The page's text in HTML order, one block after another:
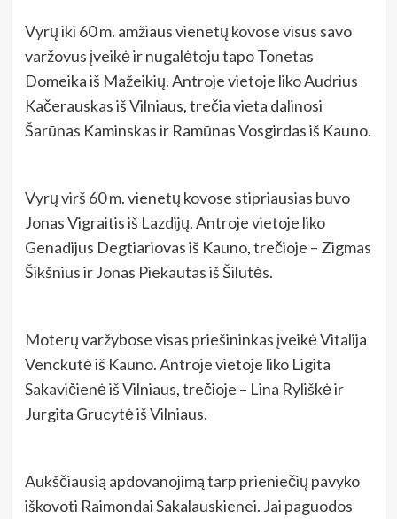
Vyrų iki 60 m. amžiaus vienetų kovose visus savo
varžovus įveikė ir nugalėtoju tapo Tonetas
Domeika iš Mažeikių. Antroje vietoje liko Audrius
Kačerauskas iš Vilniaus, trečia vieta dalinosi
Šarūnas Kaminskas ir Ramūnas Vosgirdas iš Kauno.
Vyrų virš 60 m. vienetų kovose stipriausias buvo
Jonas Vigraitis iš Lazdijų. Antroje vietoje liko
Genadijus Degtiariovas iš Kauno, trečioje – Zigmas
Šikšnius ir Jonas Piekautas iš Šilutės.
Moterų varžybose visas priešininkas įveikė Vitalija
Venckutė iš Kauno. Antroje vietoje liko Ligita
Sakavičienė iš Vilniaus, trečioje – Lina Ryliškė ir
Jurgita Grucytė iš Vilniaus.
Aukščiausią apdovanojimą tarp prieniečių pavyko
iškovoti Raimondai Sakalauskienei. Jai paguodos